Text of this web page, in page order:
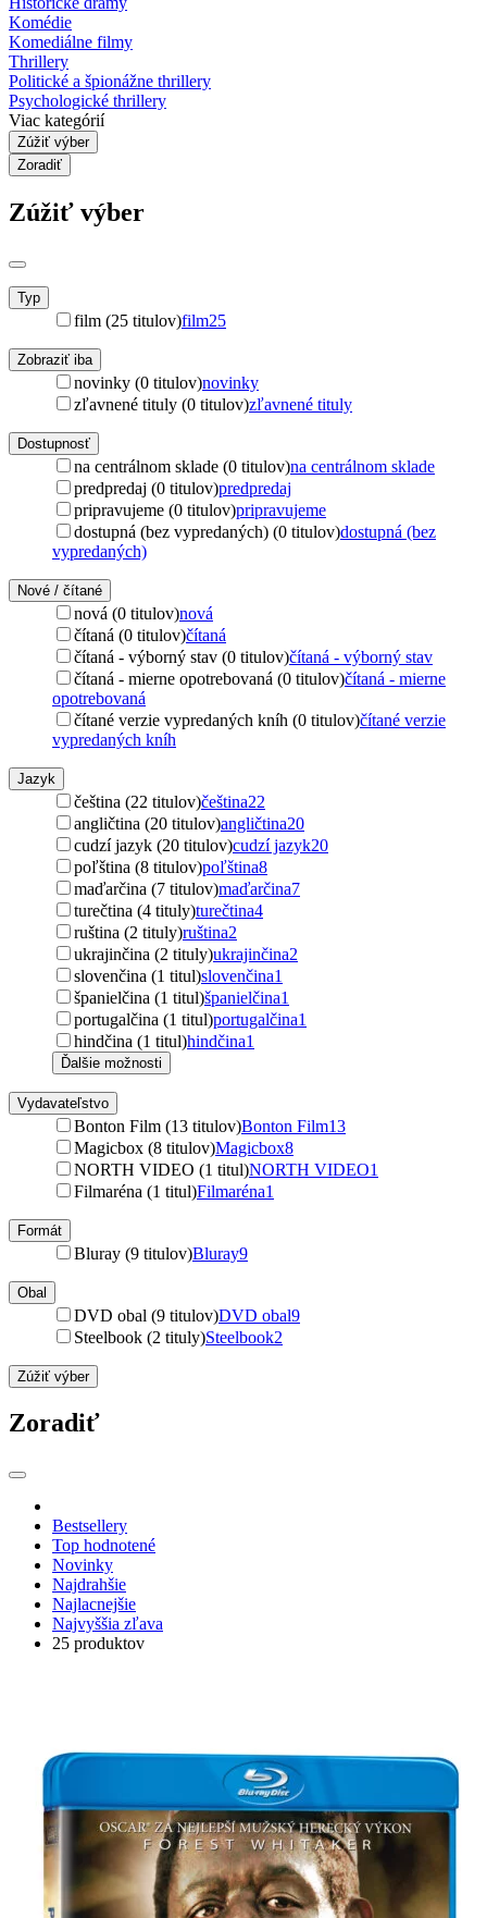
Komédie
Komediálne filmy
Thrillery
Politické a špionážne thrillery
Psychologické thrillery
Viac kategórií
Zúžiť výber
Zoradiť
Zúžiť výber
Typ
film (25 titulov)film25
Zobraziť iba
novinky (0 titulov)novinky
zľavnené tituly (0 titulov)zľavnené tituly
Dostupnosť
na centrálnom sklade (0 titulov)na centrálnom sklade
predpredaj (0 titulov)predpredaj
pripravujeme (0 titulov)pripravujeme
dostupná (bez vypredaných) (0 titulov)dostupná (bez
vypredaných)
Nové / čítané
nová (0 titulov)nová
čítaná (0 titulov)čítaná
čítaná - výborný stav (0 titulov)čítaná - výborný stav
čítaná - mierne opotrebovaná (0 titulov)čítaná - mierne
opotrebovaná
čítané verzie vypredaných kníh (0 titulov)čítané verzie
vypredaných kníh
Jazyk
čeština (22 titulov)čeština22
angličtina (20 titulov)angličtina20
cudzí jazyk (20 titulov)cudzí jazyk20
poľština (8 titulov)poľština8
maďarčina (7 titulov)maďarčina7
turečtina (4 tituly)turečtina4
ruština (2 tituly)ruština2
ukrajinčina (2 tituly)ukrajinčina2
slovenčina (1 titul)slovenčina1
španielčina (1 titul)španielčina1
portugalčina (1 titul)portugalčina1
hindčina (1 titul)hindčina1
Ďalšie možnosti
Vydavateľstvo
Bonton Film (13 titulov)Bonton Film13
Magicbox (8 titulov)Magicbox8
NORTH VIDEO (1 titul)NORTH VIDEO1
Filmaréna (1 titul)Filmaréna1
Formát
Bluray (9 titulov)Bluray9
Obal
DVD obal (9 titulov)DVD obal9
Steelbook (2 tituly)Steelbook2
Zúžiť výber
Zoradiť
Bestsellery
Top hodnotené
Novinky
Najdrahšie
Najlacnejšie
Najvyššia zľava
25 produktov